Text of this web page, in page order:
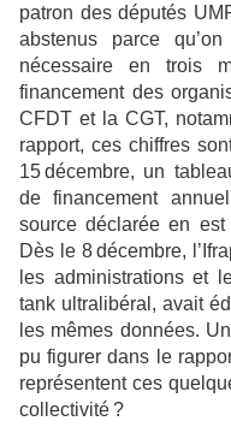
patron des députés
abstenus parce
nécessaire en trois
financement des
CFDT et la CGT,
rapport, ces chiffres
15 décembre, un
de financement
source déclarée en est
Dès le 8 décembre,
les administrations et
tank ultralibéral, avait
les mêmes données.
pu figurer dans le
représentent ces
collectivité ?